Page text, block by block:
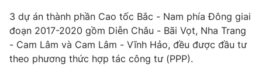
Câu chuyện quốc tế
Thị trường
Góc doanh nghiệp
Dữ liệu và đời sống
Truyền hình
3 dự án thành phần Cao tốc Bắc - Nam phía Đông giai
đoạn 2017-2020 gồm Diễn Châu - Bãi Vọt, Nha Trang
- Cam Lâm và Cam Lâm - Vĩnh Hảo, đều được đầu tư
theo phương thức hợp tác công tư (PPP).